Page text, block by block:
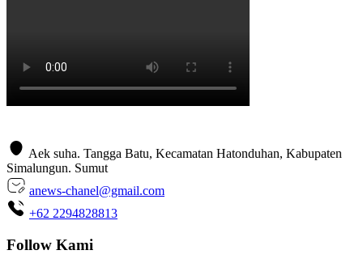
Aek suha. Tangga Batu, Kecamatan Hatonduhan, Kabupaten
Simalungun. Sumut
anews-chanel@gmail.com
+62 2294828813
Follow Kami